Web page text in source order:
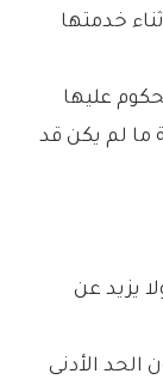
خدمتها
عليها
ما لم يكن قد
عن (18) عاماً ولا يزيد عن
الحد الأدنى